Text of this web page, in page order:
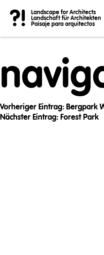
?!
Landscape for Architects
Landschaft für Architekten
Paisaje para arquitectos
Post
Vorheriger Eintrag: Bergpark
Nächster Eintrag: Forest Park